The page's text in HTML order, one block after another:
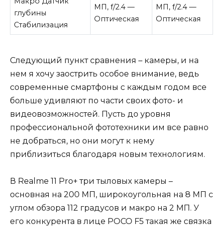
глубины
Стабилизация
МП, f/2.4 —
Оптическая
МП, f/2.4 —
Оптическая
Следующий пункт сравнения – камеры, и на
нем я хочу заострить особое внимание, ведь
современные смартфоны с каждым годом все
больше удивляют по части своих фото- и
видеовозможностей. Пусть до уровня
профессиональной фототехники им все равно
не добраться, но они могут к нему
приблизиться благодаря новым технологиям.
В Realme 11 Pro+ три тыловых камеры –
основная на 200 МП, широкоугольная на 8 МП с
углом обзора 112 градусов и макро на 2 МП. У
его конкурента в лице POCO F5 такая же связка